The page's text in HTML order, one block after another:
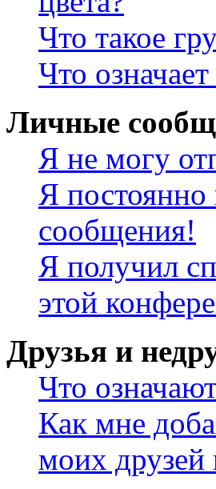
Что такое
Что
Личные
Я не могу
Я
сообщения!
Я получил
этой
Друзья и
Что
Как мне
моих друзей